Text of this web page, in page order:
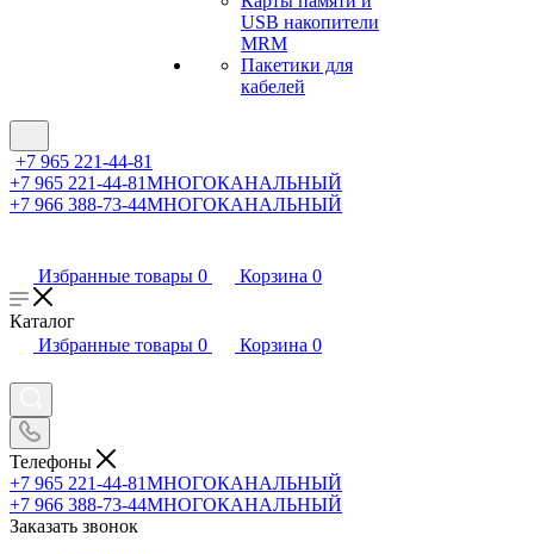
USB накопители
MRM
Пакетики для
кабелей
+7 965 221-44-81
+7 965 221-44-81МНОГОКАНАЛЬНЫЙ
+7 966 388-73-44МНОГОКАНАЛЬНЫЙ
Избранные товары 0 Корзина 0
Каталог
Избранные товары 0 Корзина 0
Телефоны
+7 965 221-44-81МНОГОКАНАЛЬНЫЙ
+7 966 388-73-44МНОГОКАНАЛЬНЫЙ
Заказать звонок